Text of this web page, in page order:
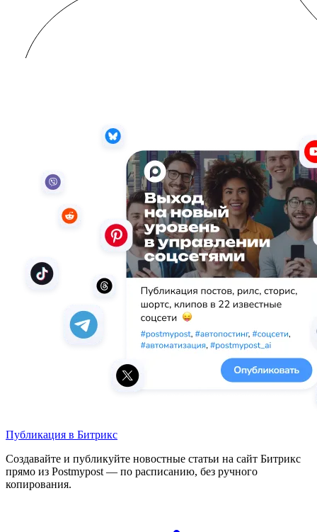
Публикация в Битрикс
Создавайте и публикуйте новостные статьи на сайт Битрикс
прямо из Postmypost — по расписанию, без ручного
копирования.